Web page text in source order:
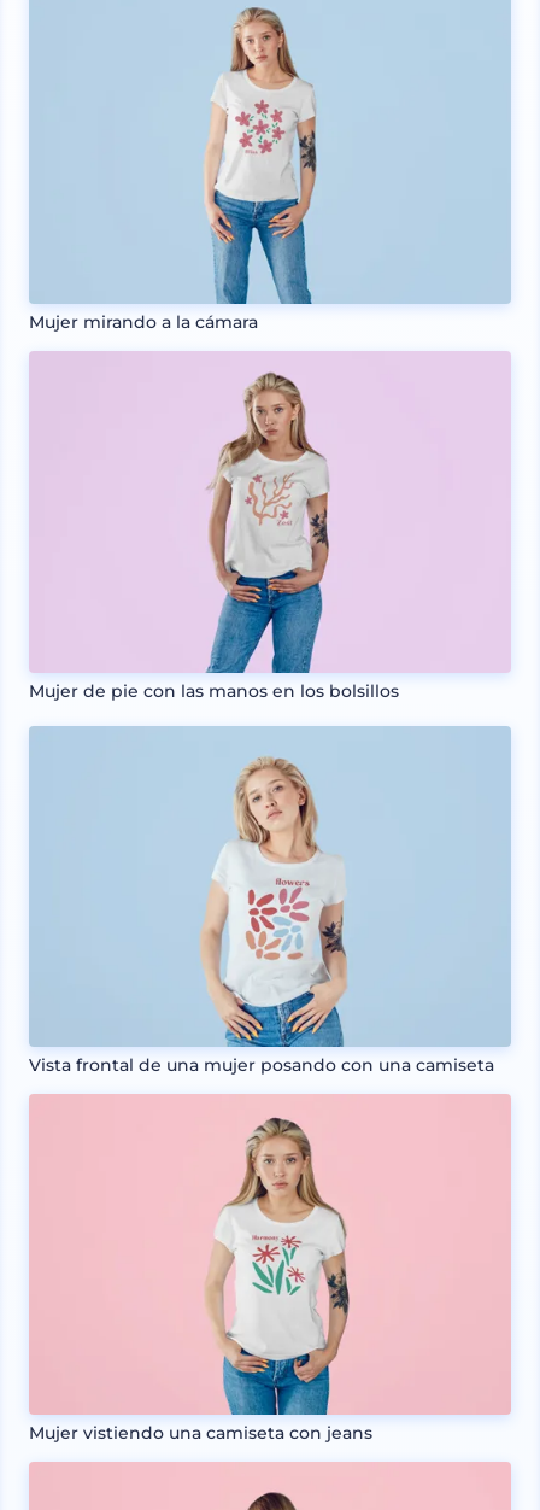
Mujer mirando a la cámara
Mujer de pie con las manos en los bolsillos
Vista frontal de una mujer posando con una camiseta
Mujer vistiendo una camiseta con jeans